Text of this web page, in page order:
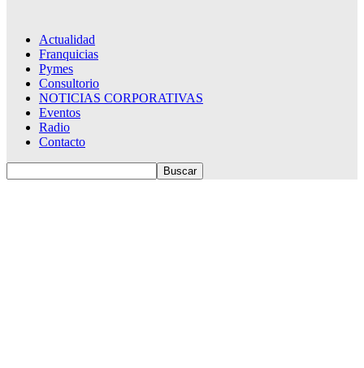
Actualidad
Franquicias
Pymes
Consultorio
NOTICIAS CORPORATIVAS
Eventos
Radio
Contacto